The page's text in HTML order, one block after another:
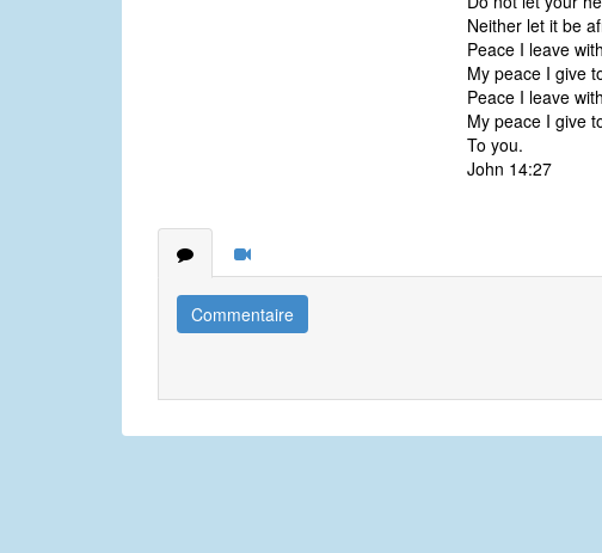
Neither let it be
Peace I leave
My peace I give
Peace I leave
My peace I give
To you.
John 14:27
Commentaire